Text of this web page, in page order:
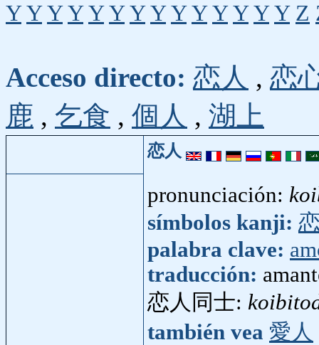
Y Y Y Y Y Y Y Y Y Y Y Y Y Y Z
Acceso directo: 恋人 , 恋
鹿 , 乞食 , 個人 , 湖上
恋人
pronunciación:
símbolos kanji:
palabra clave:
traducción:
恋人同士:
también vea 愛人